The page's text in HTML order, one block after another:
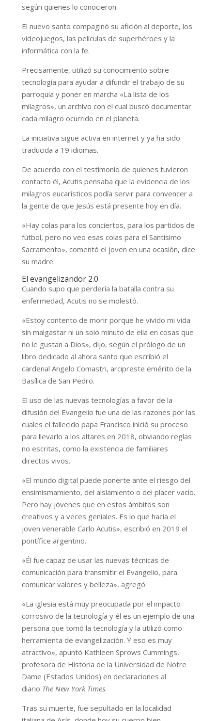
según quienes lo conocieron.
El nuevo santo compaginó su afición al deporte, los
videojuegos, las películas de superhéroes y la
informática con la fe.
Precisamente, utilizó su conocimiento sobre
tecnología para ayudar a difundir el trabajo de su
parroquia y poner en marcha «La lista de los
milagros», un archivo con el cual buscó documentar
cada milagro ocurrido en el planeta.
La iniciativa sigue activa en internet y ya ha sido
traducida a 19 idiomas.
De acuerdo con el testimonio de quienes tuvieron
contacto él, Acutis pensaba que la evidencia de los
milagros eucarísticos podía servir para convencer a
la gente de que Jesús está presente hoy en día.
«Hay colas para los conciertos, para los partidos de
fútbol, pero no veo esas colas para el Santísimo
Sacramento», comentó el joven en una ocasión, dice
su madre.
El evangelizandor 2.0
Cuando supo que perdería la batalla contra su
enfermedad, Acutis no se molestó.
«Estoy contento de morir porque he vivido mi vida
sin malgastar ni un solo minuto de ella en cosas que
no le gustan a Dios», dijo, según el prólogo de un
libro dedicado al ahora santo que escribió el
cardenal Angelo Comastri, arcipreste emérito de la
Basílica de San Pedro.
El uso de las nuevas tecnologías a favor de la
difusión del Evangelio fue una de las razones por las
cuales el fallecido papa Francisco inició su proceso
para llevarlo a los altares en 2018, obviando reglas
no escritas, como la existencia de familiares
directos vivos.
«El mundo digital puede ponerte ante el riesgo del
ensimismamiento, del aislamiento o del placer vacío.
Pero hay jóvenes que en estos ámbitos son
creativos y a veces geniales. Es lo que hacía el
joven venerable Carlo Acutis», escribió en 2019 el
pontífice argentino.
«Él fue capaz de usar las nuevas técnicas de
comunicación para transmitir el Evangelio, para
comunicar valores y belleza», agregó.
«La iglesia está muy preocupada por el impacto
corrosivo de la tecnología y él es un ejemplo de una
persona que tomó la tecnología y la utilizó como
herramienta de evangelización. Y eso es muy
atractivo», apuntó Kathleen Sprows Cummings,
profesora de Historia de la Universidad de Notre
Dame (Estados Unidos) en declaraciones al
diario The New York Times.
Tras su muerte, fue sepultado en la localidad